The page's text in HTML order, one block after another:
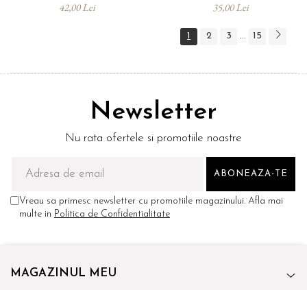
42,00 Lei 35,00 Lei
1 2 3 ... 15
Newsletter
Nu rata ofertele si promotiile noastre
Vreau sa primesc newsletter cu promotiile magazinului. Afla mai
multe in Politica de Confidentialitate
MAGAZINUL MEU